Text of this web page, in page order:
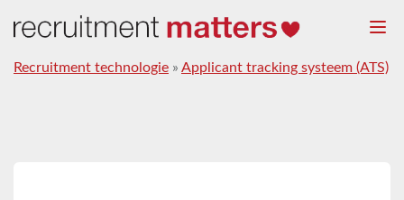
Recruitment technologie » Applicant tracking systeem (ATS)